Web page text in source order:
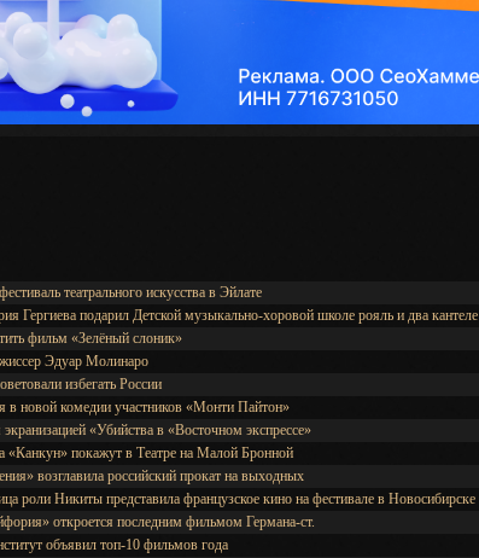
театрального искусства в Эйлате
Гергиева подарил Детской музыкально-хоровой школе рояль и два кантеле
фильм «Зелёный слоник»
Эдуар Молинаро
избегать России
в новой комедии участников «Монти Пайтон»
«Убийства в «Восточном экспрессе»
«Канкун» покажут в Театре на Малой Бронной
возглавила российский прокат на выходных
роли Никиты представила французское кино на фестивале в Новосибирске
откроется последним фильмом Германа-ст.
объявил топ-10 фильмов года